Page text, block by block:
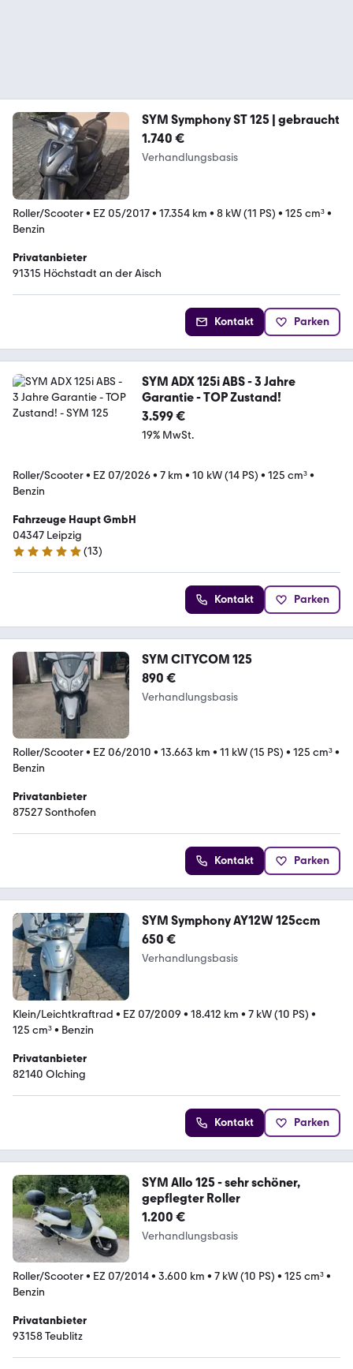
SYM Symphony ST 125 | gebraucht
1.740 €
Verhandlungsbasis
Roller/Scooter• EZ 05/2017• 17.354 km • 8 kW (11 PS) • 125 cm³•
Benzin
Privatanbieter
91315 Höchstadt an der Aisch
Kontakt Parken
SYM ADX 125i ABS - 3 Jahre
Garantie - TOP Zustand!
3.599 €
19% MwSt.
Roller/Scooter• EZ 07/2026• 7 km • 10 kW (14 PS) • 125 cm³•
Benzin
Fahrzeuge Haupt GmbH
04347 Leipzig
4.9 Sterne
(13)
Kontakt Parken
SYM CITYCOM 125
890 €
Verhandlungsbasis
Roller/Scooter• EZ 06/2010 • 13.663 km • 11 kW (15 PS) • 125 cm³•
Benzin
Privatanbieter
87527 Sonthofen
Kontakt Parken
SYM Symphony AY12W 125ccm
650 €
Verhandlungsbasis
Klein/Leichtkraftrad • EZ 07/2009 • 18.412 km • 7 kW (10 PS) •
125 cm³• Benzin
Privatanbieter
82140 Olching
Kontakt Parken
SYM Allo 125 - sehr schöner,
gepflegter Roller
1.200 €
Verhandlungsbasis
Roller/Scooter• EZ 07/2014• 3.600 km • 7 kW (10 PS) • 125 cm³•
Benzin
Privatanbieter
93158 Teublitz